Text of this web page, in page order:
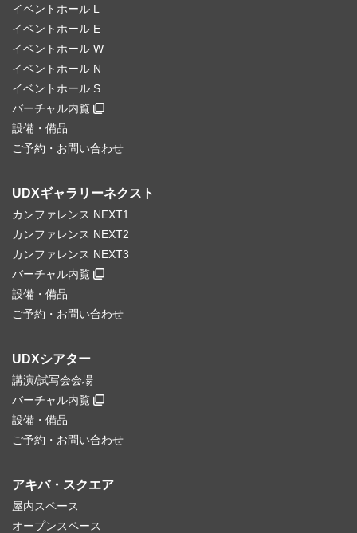
イベントホール L
イベントホール E
イベントホール W
イベントホール N
イベントホール S
バーチャル内覧
設備・備品
ご予約・お問い合わせ
UDXギャラリーネクスト
カンファレンス NEXT1
カンファレンス NEXT2
カンファレンス NEXT3
バーチャル内覧
設備・備品
ご予約・お問い合わせ
UDXシアター
講演/試写会会場
バーチャル内覧
設備・備品
ご予約・お問い合わせ
アキバ・スクエア
屋内スペース
オープンスペース